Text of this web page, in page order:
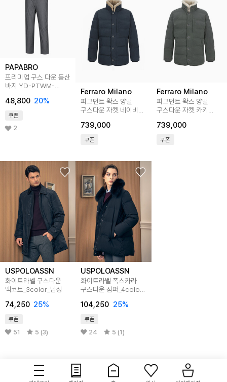
PAPABRO
프리미엄 구스 다운 등산
바지 YD-PTWM-
48,800 20%
쿠폰
2
Ferraro Milano
피그먼트 왁스 양털
구스다운 자켓 네이비
739,000
쿠폰
Ferraro Milano
피그먼트 왁스 양털
구스다운 자켓 카키
739,000
쿠폰
USPOLOASSN
화이트라벨 구스다운
맥코트_3color_남성
74,250 25%
쿠폰
51 5 (3)
USPOLOASSN
화이트라벨 폭스카라
구스다운 점퍼_4color_
104,250 25%
쿠폰
24 5 (1)